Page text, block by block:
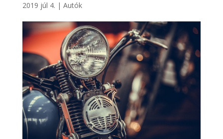
2019 júl 4. | Autók